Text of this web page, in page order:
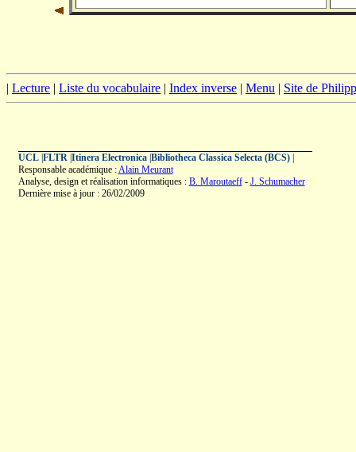
| Lecture | Liste du vocabulaire | Index inverse | Menu | Site de
UCL| FLTR| Itinera Electronica| Bibliotheca Classica Selecta (BCS)|
Responsable académique :Alain Meurant
Analyse, design et réalisation informatiques : B. Maroutaeff- J. Schumacher
Dernière mise à jour : 26/02/2009